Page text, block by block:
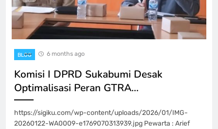
BLOG 6 months ago
Komisi I DPRD Sukabumi Desak
Optimalisasi Peran GTRA…
https://sigiku.com/wp-content/uploads/2026/01/IMG-
20260122-WA0009-e1769070313939.jpg Pewarta : Arief